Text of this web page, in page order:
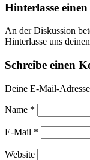
Hinterlasse
An der Diskussion
Hinterlasse uns
Schreibe einen
Deine E-Mail-
Name *
E-Mail *
Website